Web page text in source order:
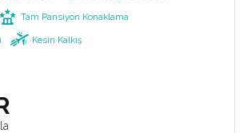
Tam Pansiyon Konaklama
Kesin Kalkış